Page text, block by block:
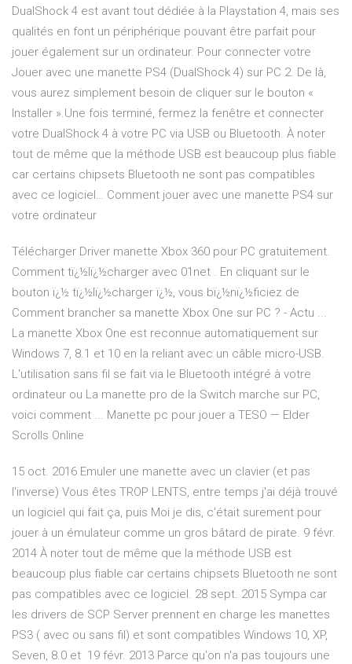
DualShock 4 est avant tout dédiée à la Playstation 4, mais ses
qualités en font un périphérique pouvant être parfait pour
jouer également sur un ordinateur. Pour connecter votre
Jouer avec une manette PS4 (DualShock 4) sur PC 2. De là,
vous aurez simplement besoin de cliquer sur le bouton «
Installer ».Une fois terminé, fermez la fenêtre et connecter
votre DualShock 4 à votre PC via USB ou Bluetooth. À noter
tout de même que la méthode USB est beaucoup plus fiable
car certains chipsets Bluetooth ne sont pas compatibles
avec ce logiciel… Comment jouer avec une manette PS4 sur
votre ordinateur
Télécharger Driver manette Xbox 360 pour PC gratuitement.
Comment tï¿½lï¿½charger avec 01net . En cliquant sur le
bouton ï¿½ tï¿½lï¿½charger ï¿½, vous bï¿½nï¿½ficiez de
Comment brancher sa manette Xbox One sur PC ? - Actu ...
La manette Xbox One est reconnue automatiquement sur
Windows 7, 8.1 et 10 en la reliant avec un câble micro-USB.
L'utilisation sans fil se fait via le Bluetooth intégré à votre
ordinateur ou La manette pro de la Switch marche sur PC,
voici comment ... Manette pc pour jouer a TESO — Elder
Scrolls Online
15 oct. 2016 Emuler une manette avec un clavier (et pas
l'inverse) Vous êtes TROP LENTS, entre temps j'ai déjà trouvé
un logiciel qui fait ça, puis Moi je dis, c'était surement pour
jouer à un émulateur comme un gros bâtard de pirate. 9 févr.
2014 À noter tout de même que la méthode USB est
beaucoup plus fiable car certains chipsets Bluetooth ne sont
pas compatibles avec ce logiciel. 28 sept. 2015 Sympa car
les drivers de SCP Server prennent en charge les manettes
PS3 ( avec ou sans fil) et sont compatibles Windows 10, XP,
Seven, 8.0 et 19 févr. 2013 Parce qu'on n'a pas toujours une